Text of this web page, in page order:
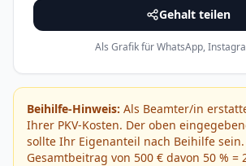
Gehalt teilen
Als Grafik für WhatsApp,
Beihilfe-Hinweis: Als Beamter/in
Ihrer PKV-Kosten. Der oben
sollte Ihr Eigenanteil nach Beihilfe
Gesamtbeitrag von 500 € davon 50 % =